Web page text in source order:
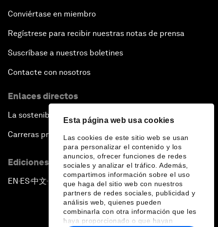
Esta página web usa cookies
Las cookies de este sitio web se usan
para personalizar el contenido y los
anuncios, ofrecer funciones de redes
sociales y analizar el tráfico. Además,
compartimos información sobre el uso
que haga del sitio web con nuestros
partners de redes sociales, publicidad y
análisis web, quienes pueden
combinarla con otra información que les
haya proporcionado o que hayan
Conviértase en miembro
Regístrese para recibir nuestras notas de prensa
Suscríbase a nuestros boletines
Contacte con nosotros
Enlaces directos
La sostenibilidad en el Foro
Carreras profesionales
Ediciones en otros idiomas
EN ▪ES▪中文▪ 日本語